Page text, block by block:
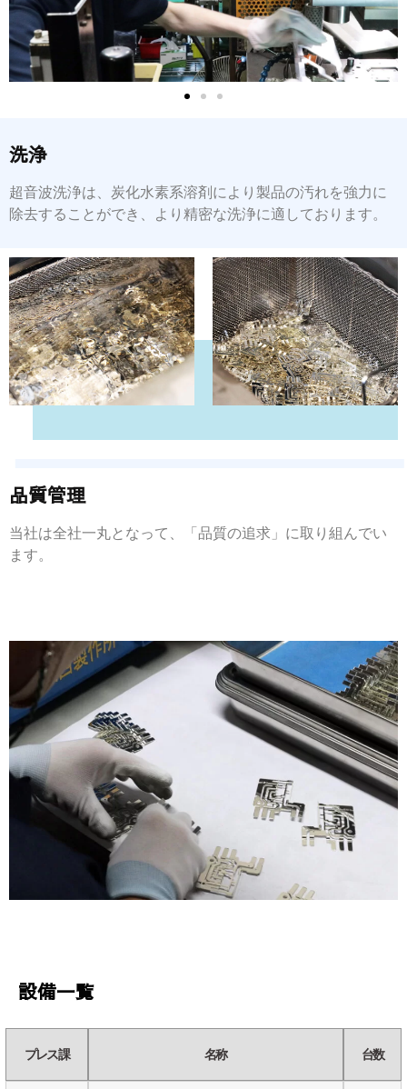
洗浄
超音波洗浄は、炭化水素系溶剤により製品の汚れを強力に
除去することができ、より精密な洗浄に適しております。
品質管理
当社は全社一丸となって、「品質の追求」に取り組んでい
ます。
設備一覧
プレス課 名称 台数